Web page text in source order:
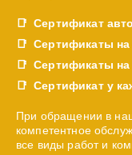
Сертификат
Сертификаты
Сертификаты
Сертификат у
При обращении в
компетентное
все виды работ и